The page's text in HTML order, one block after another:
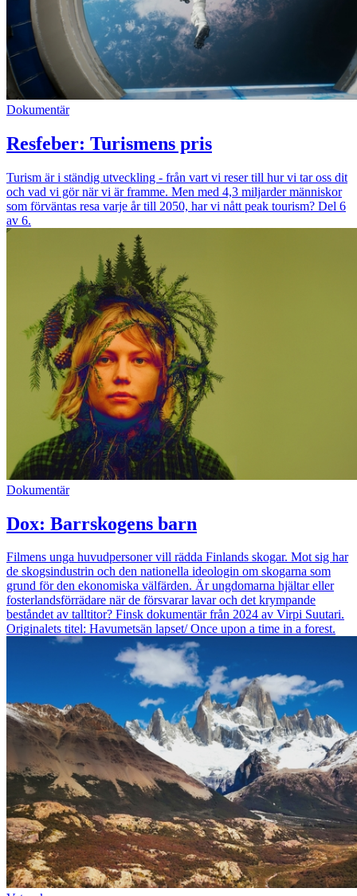
Dokumentär
Resfeber: Turismens pris
Turism är i ständig utveckling - från vart vi reser till hur vi tar oss dit
och vad vi gör när vi är framme. Men med 4,3 miljarder människor
som förväntas resa varje år till 2050, har vi nått peak tourism? Del 6
av 6.
Dokumentär
Dox: Barrskogens barn
Filmens unga huvudpersoner vill rädda Finlands skogar. Mot sig har
de skogsindustrin och den nationella ideologin om skogarna som
grund för den ekonomiska välfärden. Är ungdomarna hjältar eller
fosterlandsförrädare när de försvarar lavar och det krympande
beståndet av talltitor? Finsk dokumentär från 2024 av Virpi Suutari.
Originalets titel: Havumetsän lapset/ Once upon a time in a forest.